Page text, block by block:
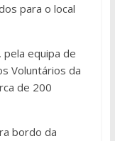
para o local
equipa de
Voluntários da
de 200
bordo da